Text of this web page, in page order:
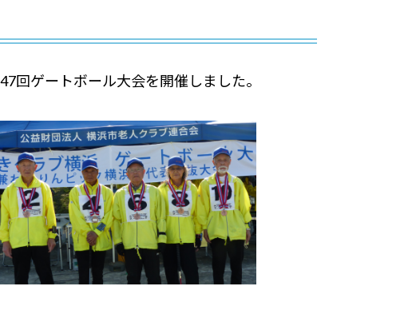
ゲートボール大会を開催しました。